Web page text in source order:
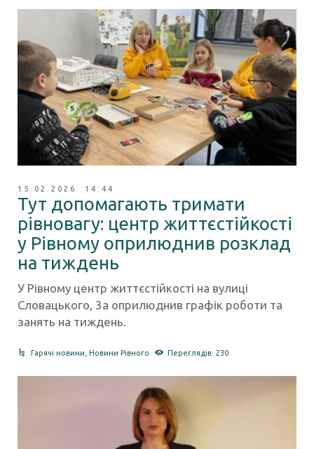
15.02.2026 14:44
Тут допомагають тримати
рівновагу: центр життєстійкості
у Рівному оприлюднив розклад
на тиждень
У Рівному центр життєстійкості на вулиці
Словацького, 3а оприлюднив графік роботи та
занять на тиждень.
Гарячі новини Новини Рівного Переглядів: 230